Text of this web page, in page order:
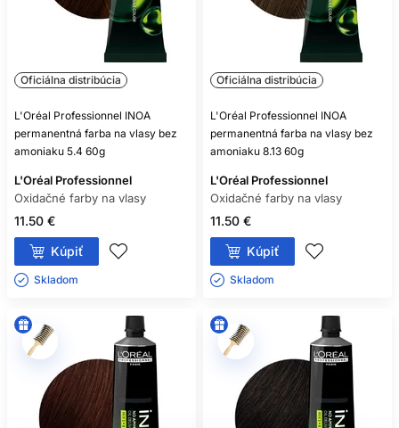
Oficiálna distribúcia
L'Oréal Professionnel INOA
permanentná farba na vlasy bez
amoniaku 5.4 60g
L'Oréal Professionnel
Oxidačné farby na vlasy
11.50 €
Kúpiť
Skladom ㅤ
Oficiálna distribúcia
L'Oréal Professionnel INOA
permanentná farba na vlasy bez
amoniaku 8.13 60g
L'Oréal Professionnel
Oxidačné farby na vlasy
11.50 €
Kúpiť
Skladom ㅤ